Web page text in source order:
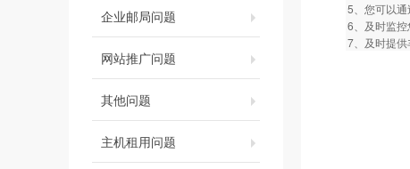
企业邮局问题
网站推广问题
其他问题
主机租用问题
5、您可以通
6、及时监控
7、及时提供